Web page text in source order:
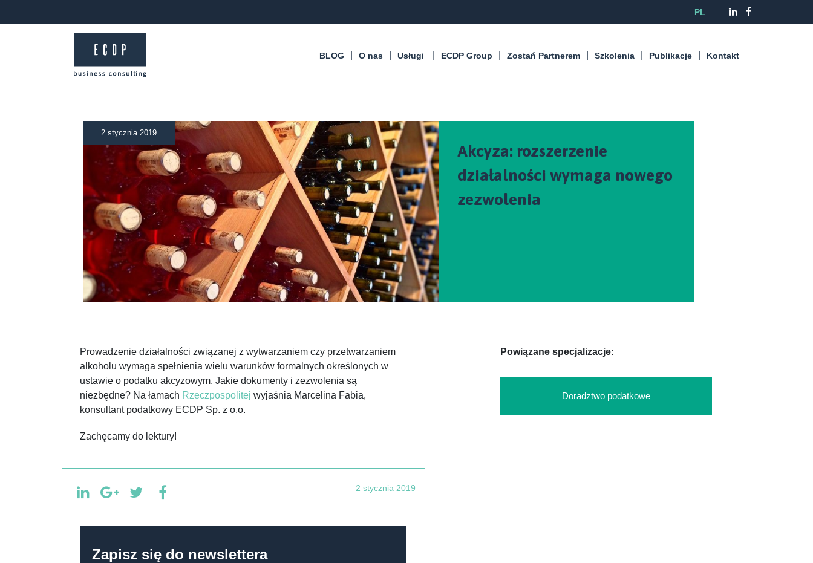
PL
BLOG O nas Usługi ECDP Group Zostań Partnerem Szkolenia Publikacje Kontakt
2 stycznia 2019
Akcyza: rozszerzenie
działalności wymaga nowego
zezwolenia
Prowadzenie działalności związanej z wytwarzaniem czy przetwarzaniem
alkoholu wymaga spełnienia wielu warunków formalnych określonych w
ustawie o podatku akcyzowym. Jakie dokumenty i zezwolenia są
niezbędne? Na łamach Rzeczpospolitej wyjaśnia Marcelina Fabia,
konsultant podatkowy ECDP Sp. z o.o.
Zachęcamy do lektury!
2 stycznia 2019
Zapisz się do newslettera
Powiązane specjalizacje:
Doradztwo podatkowe